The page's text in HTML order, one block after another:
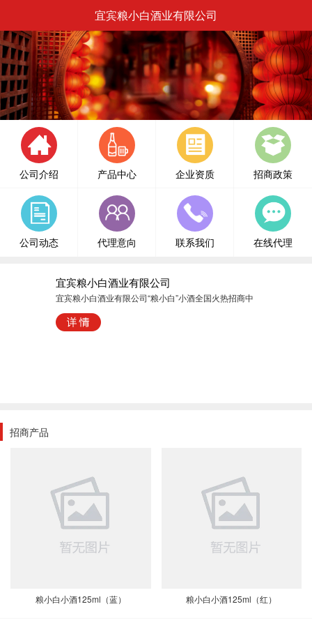
宜宾粮小白酒业有限公司
公司介绍 产品中心 企业资质 招商政策
公司动态 代理意向 联系我们 在线代理
宜宾粮小白酒业有限公司
宜宾粮小白酒业有限公司“粮小白”小酒全国火热招商中
招商产品
粮小白小酒125ml（蓝） 粮小白小酒125ml（红）